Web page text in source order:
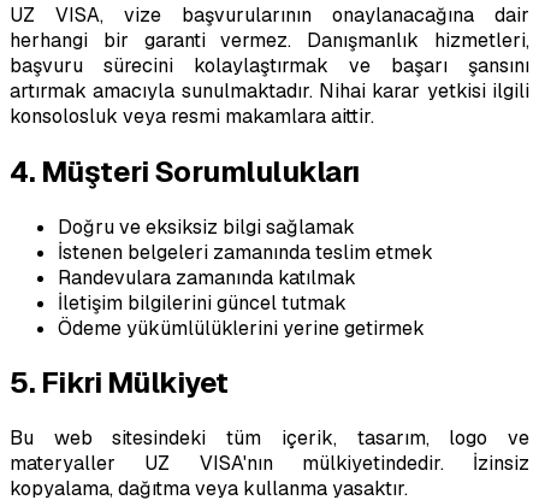
UZ VISA, vize başvurularının onaylanacağına dair
herhangi bir garanti vermez. Danışmanlık hizmetleri,
başvuru sürecini kolaylaştırmak ve başarı şansını
artırmak amacıyla sunulmaktadır. Nihai karar yetkisi ilgili
konsolosluk veya resmi makamlara aittir.
4. Müşteri Sorumlulukları
Doğru ve eksiksiz bilgi sağlamak
İstenen belgeleri zamanında teslim etmek
Randevulara zamanında katılmak
İletişim bilgilerini güncel tutmak
Ödeme yükümlülüklerini yerine getirmek
5. Fikri Mülkiyet
Bu web sitesindeki tüm içerik, tasarım, logo ve
materyaller UZ VISA'nın mülkiyetindedir. İzinsiz
kopyalama, dağıtma veya kullanma yasaktır.